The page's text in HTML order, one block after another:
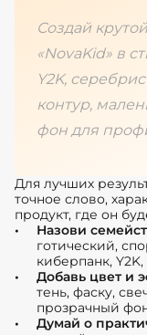
Создай
«NovaKid» в
Y2K,
контур,
фон для
Для лучших
точное слово,
продукт, где он
Назови
готический,
киберпанк,
Добавь цвет и
тень, фаску,
прозрачный
Думай о